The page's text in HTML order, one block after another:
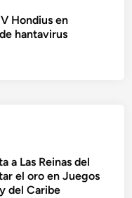
Hondius en
hantavirus
a Las Reinas del
el oro en Juegos
del Caribe